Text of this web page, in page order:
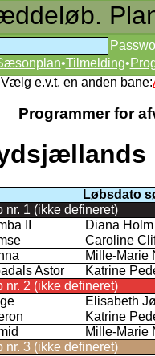
•Tilmelding•
Vælg e.v.t. en anden bane:
Programmer for
Løbsdato
nr. 1 (ikke defineret)
II
Diana
Caroline
Mille-Marie
Astor
Katrine
nr. 2 (ikke defineret)
Elisabeth
Katrine
Mille-Marie
nr. 3 (ikke defineret)